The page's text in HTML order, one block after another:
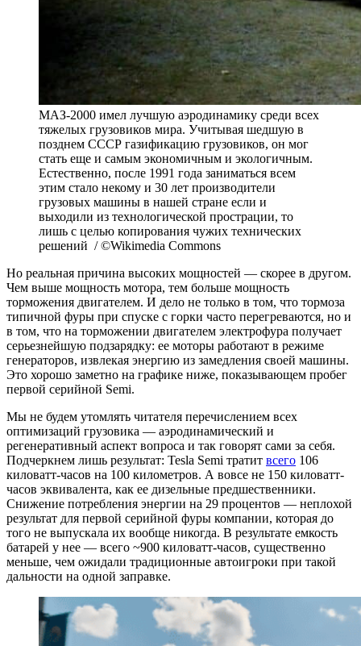
МАЗ-2000 имел лучшую аэродинамику среди всех
тяжелых грузовиков мира. Учитывая шедшую в
позднем СССР газификацию грузовиков, он мог
стать еще и самым экономичным и экологичным.
Естественно, после 1991 года заниматься всем
этим стало некому и 30 лет производители
грузовых машины в нашей стране если и
выходили из технологической прострации, то
лишь с целью копирования чужих технических
решений / ©Wikimedia Commons
Но реальная причина высоких мощностей — скорее в другом.
Чем выше мощность мотора, тем больше мощность
торможения двигателем. И дело не только в том, что тормоза
типичной фуры при спуске с горки часто перегреваются, но и
в том, что на торможении двигателем электрофура получает
серьезнейшую подзарядку: ее моторы работают в режиме
генераторов, извлекая энергию из замедления своей машины.
Это хорошо заметно на графике ниже, показывающем пробег
первой серийной Semi.
Мы не будем утомлять читателя перечислением всех
оптимизаций грузовика — аэродинамический и
регенеративный аспект вопроса и так говорят сами за себя.
Подчеркнем лишь результат: Tesla Semi тратит всего 106
киловатт-часов на 100 километров. А вовсе не 150 киловатт-
часов эквивалента, как ее дизельные предшественники.
Снижение потребления энергии на 29 процентов — неплохой
результат для первой серийной фуры компании, которая до
того не выпускала их вообще никогда. В результате емкость
батарей у нее — всего ~900 киловатт-часов, существенно
меньше, чем ожидали традиционные автоигроки при такой
дальности на одной заправке.